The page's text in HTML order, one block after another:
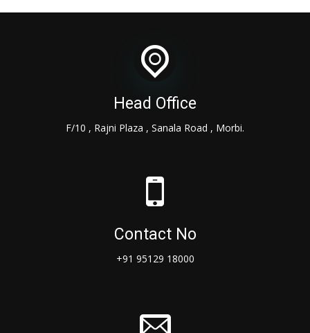
Head Office
F/10 , Rajni Plaza , Sanala Road , Morbi.
Contact No
+91 95129 18000